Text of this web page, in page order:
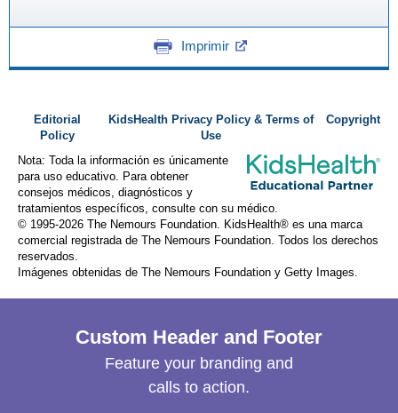
Imprimir
Editorial
Policy
KidsHealth Privacy Policy & Terms of
Use
Copyright
Nota: Toda la información es únicamente
para uso educativo. Para obtener
consejos médicos, diagnósticos y
tratamientos específicos, consulte con su médico.
© 1995-2026 The Nemours Foundation. KidsHealth® es una marca
comercial registrada de The Nemours Foundation. Todos los derechos
reservados.
Imágenes obtenidas de The Nemours Foundation y Getty Images.
Custom Header and Footer
Feature your branding and
calls to action.